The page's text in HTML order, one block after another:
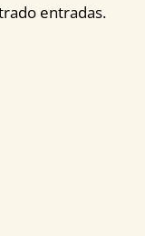
entradas.